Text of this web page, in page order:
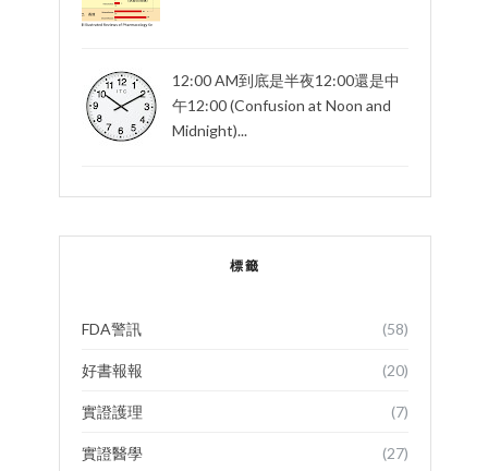
12:00 AM到底是半夜12:00還是中
午12:00 (Confusion at Noon and
Midnight)...
標籤
FDA警訊 (58)
好書報報 (20)
實證護理 (7)
實證醫學 (27)